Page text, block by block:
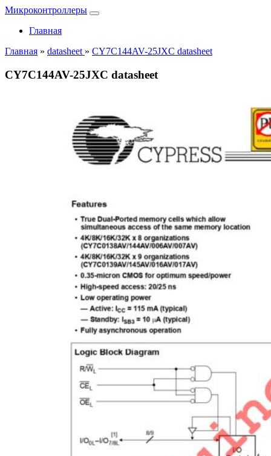
Микроконтроллеры
Главная
Главная » datasheet » CY7C144AV-25JXC datasheet
CY7C144AV-25JXC datasheet